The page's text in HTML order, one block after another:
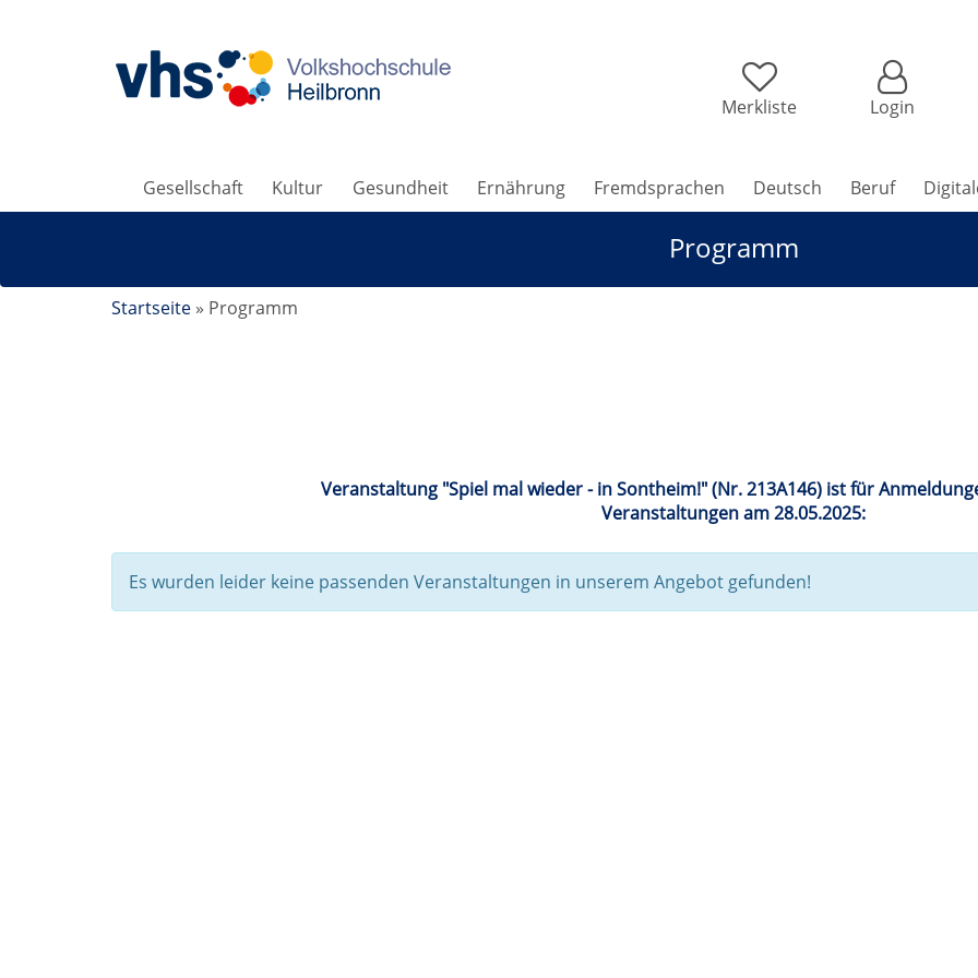
Merkliste Login
Gesellschaft Kultur Gesundheit Ernährung Fremdsprachen Deutsch Beruf
Programm
Startseite » Programm
Veranstaltung "Spiel mal wieder - in Sontheim!" (Nr. 213A146) ist für
Veranstaltungen am 28.05.2025:
Es wurden leider keine passenden Veranstaltungen in unserem Angebot gefunden!